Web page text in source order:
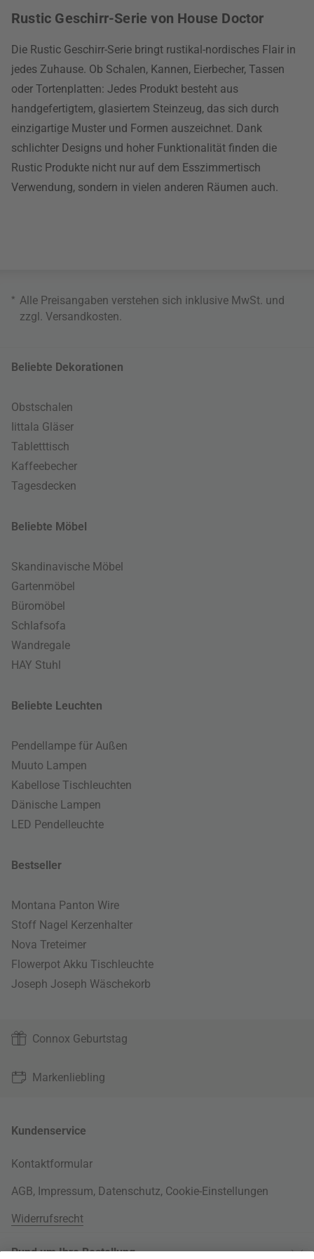
Rustic Geschirr-Serie von House Doctor
Die Rustic Geschirr-Serie bringt rustikal-nordisches Flair in
jedes Zuhause. Ob Schalen, Kannen, Eierbecher, Tassen
oder Tortenplatten: Jedes Produkt besteht aus
handgefertigtem, glasiertem Steinzeug, das sich durch
einzigartige Muster und Formen auszeichnet. Dank
schlichter Designs und hoher Funktionalität finden die
Rustic Produkte nicht nur auf dem Esszimmertisch
Verwendung, sondern in vielen anderen Räumen auch.
* Alle Preisangaben verstehen sich inklusive MwSt. und
zzgl. Versandkosten.
Beliebte Dekorationen
Obstschalen
Iittala Gläser
Tabletttisch
Kaffeebecher
Tagesdecken
Beliebte Möbel
Skandinavische Möbel
Gartenmöbel
Büromöbel
Schlafsofa
Wandregale
HAY Stuhl
Beliebte Leuchten
Pendellampe für Außen
Muuto Lampen
Kabellose Tischleuchten
Dänische Lampen
LED Pendelleuchte
Bestseller
Montana Panton Wire
Stoff Nagel Kerzenhalter
Nova Treteimer
Flowerpot Akku Tischleuchte
Joseph Joseph Wäschekorb
Connox Geburtstag
Markenliebling
Kundenservice
Kontaktformular
AGB, Impressum, Datenschutz, Cookie-Einstellungen
Widerrufsrecht
Rund um Ihre Bestellung